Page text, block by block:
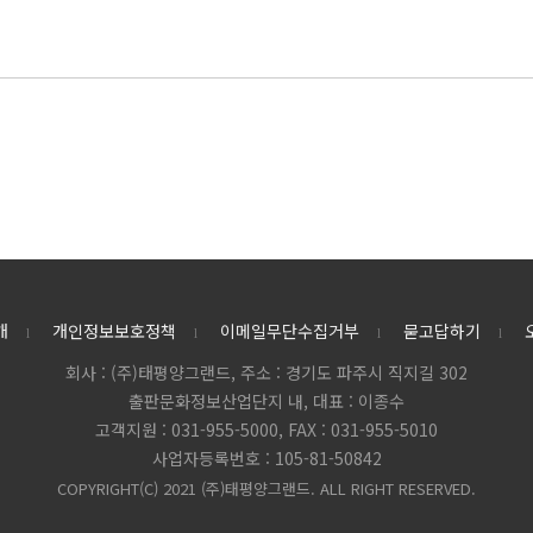
l 개인정보보호정책 l 이메일무단수집거부 l 묻고답하기 l
회사 : (주)태평양그랜드, 주소 : 경기도 파주시 직지길 302​
출판문화정보산업단지 내​, 대표 : 이종수
고객지원 : 031-955-5000, FAX : 031-955-5010
사업자등록번호 : 105-81-50842
COPYRIGHT(C) 2021 (주)태평양그랜드. ALL RIGHT RESERVED.